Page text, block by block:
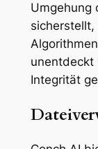
Umgehung
unentdeckt
Integrität